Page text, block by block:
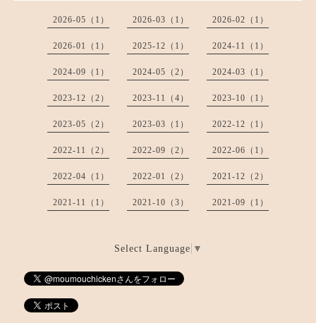
2026-05（1） 2026-03（1） 2026-02（1）
2026-01（1） 2025-12（1） 2024-11（1）
2024-09（1） 2024-05（2） 2024-03（1）
2023-12（2） 2023-11（4） 2023-10（1）
2023-05（2） 2023-03（1） 2022-12（1）
2022-11（2） 2022-09（2） 2022-06（1）
2022-04（1） 2022-01（2） 2021-12（2）
2021-11（1） 2021-10（3） 2021-09（1）
Select Language ▼